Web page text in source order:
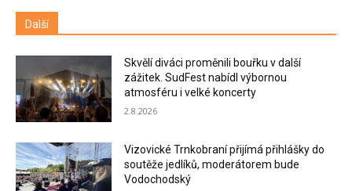
Další
Skvělí diváci proměnili bouřku v další
zážitek. SudFest nabídl výbornou
atmosféru i velké koncerty
2.8.2026
Vizovické Trnkobraní přijímá přihlášky do
soutěže jedlíků, moderátorem bude
Vodochodský